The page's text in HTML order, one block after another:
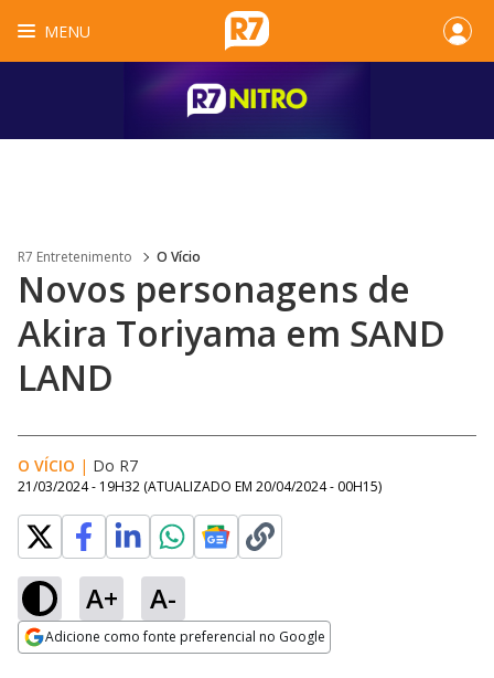
MENU
R7 Entretenimento O Vício
Novos personagens de
Akira Toriyama em SAND
LAND
O VÍCIO | Do R7
21/03/2024 - 19H32 (ATUALIZADO EM 20/04/2024 - 00H15)
A+ A-
Adicione como fonte preferencial no Google